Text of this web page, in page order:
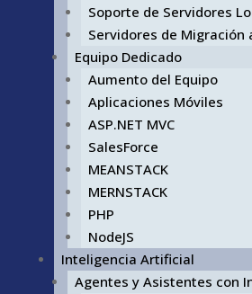
Soporte de Servidores
Servidores de Migración
Equipo Dedicado
Aumento del Equipo
Aplicaciones Móviles
ASP.NET MVC
SalesForce
MEANSTACK
MERNSTACK
PHP
NodeJS
Inteligencia Artificial
Agentes y Asistentes con